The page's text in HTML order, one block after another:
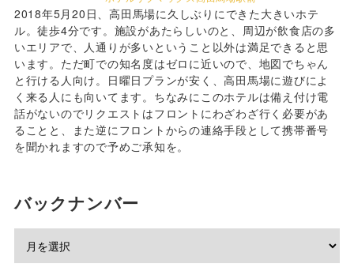
2018年5月20日、高田馬場に久しぶりにできた大きいホテ
ル。徒歩4分です。施設があたらしいのと、周辺が飲食店の多
いエリアで、人通りが多いということ以外は満足できると思
います。ただ町での知名度はゼロに近いので、地図でちゃん
と行ける人向け。日曜日プランが安く、高田馬場に遊びによ
く来る人にも向いてます。ちなみにこのホテルは備え付け電
話がないのでリクエストはフロントにわざわざ行く必要があ
ることと、また逆にフロントからの連絡手段として携帯番号
を聞かれますので予めご承知を。
バックナンバー